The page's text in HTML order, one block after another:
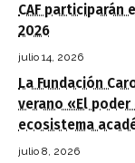
CAF participarán
2026
julio 14, 2026
La Fundación
verano «El
ecosistema
julio 8, 2026